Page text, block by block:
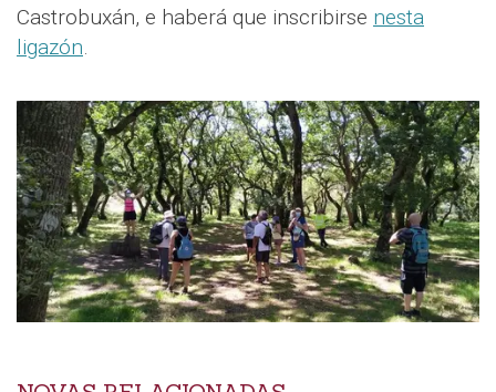
Castrobuxán, e haberá que inscribirse nesta
ligazón.